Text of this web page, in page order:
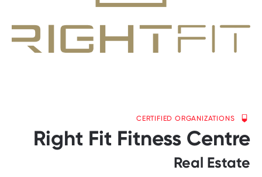
CERTIFIED ORGANIZATIONS
Right Fit Fitness Centre
Real Estate